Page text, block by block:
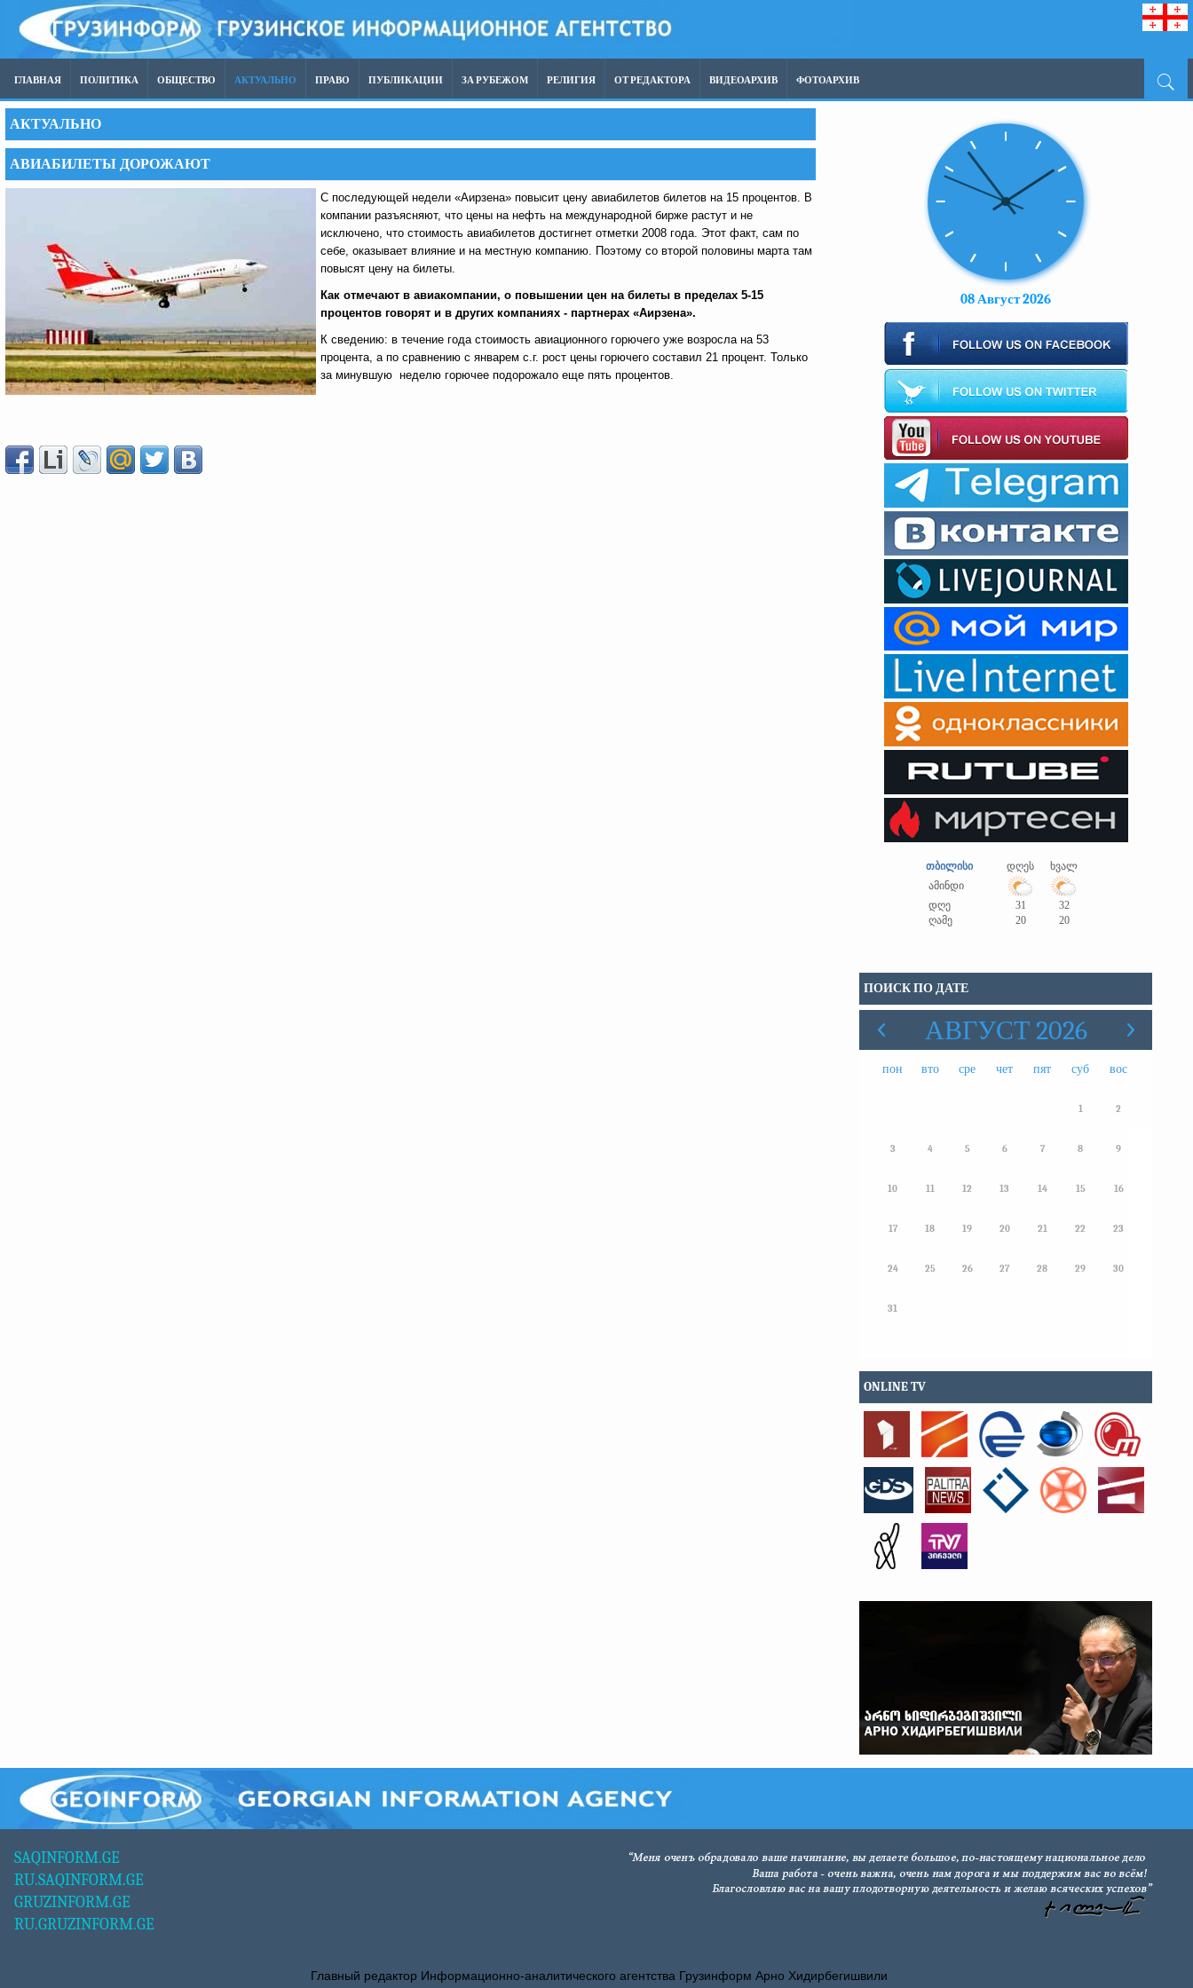
ГЛАВНАЯ ПОЛИТИКА ОБЩЕСТВО АКТУАЛЬНО ПРАВО ПУБЛИКАЦИИ ЗА РУБЕЖОМ РЕЛИГИЯ ОТ РЕДАКТОРА ВИДЕОАРХИВ ФОТОАРХИВ
АКТУАЛЬНО
АВИАБИЛЕТЫ ДОРОЖАЮТ
С последующей недели «Аирзена» повысит цену авиабилетов билетов на 15 процентов. В
компании разъясняют, что цены на нефть на международной бирже растут и не
исключено, что стоимость авиабилетов достигнет отметки 2008 года. Этот факт, сам по
себе, оказывает влияние и на местную компанию. Поэтому со второй половины марта там
повысят цену на билеты.
Как отмечают в авиакомпании, о повышении цен на билеты в пределах 5-15
процентов говорят и в других компаниях - партнерах «Аирзена».
К сведению: в течение года стоимость авиационного горючего уже возросла на 53
процента, а по сравнению с январем с.г. рост цены горючего составил 21 процент. Только
за минувшую неделю горючее подорожало еще пять процентов.
08 Август 2026
თბილისი დღეს
ხვალ
ამინდი
დღე
31
32
ღამე
20 20
ПОИСК ПО ДАТЕ
АВГУСТ 2026
пон вто сре чет пят суб вос
1 2
3 4 5 6 7 8 9
10 11 12 13 14 15 16
17 18 19 20 21 22 23
24 25 26 27 28 29 30
31
ONLINE TV
SAQINFORM.GE
RU.SAQINFORM.GE
GRUZINFORM.GE
RU.GRUZINFORM.GE
Главный редактор Информационно-аналитического агентства Грузинформ Арно Хидирбегишвили